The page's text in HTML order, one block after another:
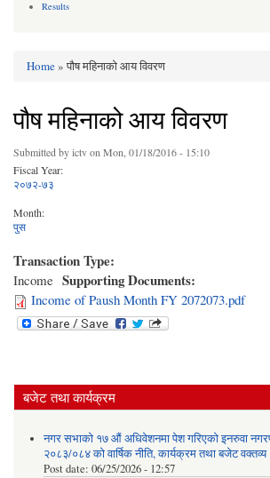
Results
Home» पौष महिनाको आय विवरण
पौष महिनाको आय विवरण
Submitted byictvon Mon, 01/18/2016 - 15:10
Fiscal Year:
२०७२-७३
Month:
पुस
Transaction Type:
Income Supporting Documents:
Income of Paush Month FY 2072073.pdf
बजेट तथा कार्यक्रम
नगर सभाको १७ औं अधिवेशनमा पेश गरिएको इनरुवा
२०८३/०८४ को वार्षिक नीति, कार्यक्रम तथा बजेट वक्तव्य
Post date: 06/25/2026 - 12:57